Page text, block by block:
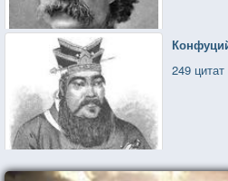
249 цитат